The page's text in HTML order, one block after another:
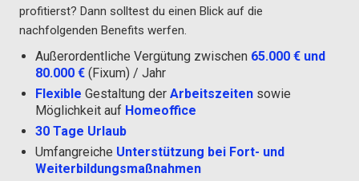
profitierst? Dann solltest du einen Blick auf die
nachfolgenden Benefits werfen.
Außerordentliche Vergütung zwischen 65.000 € und
80.000 €(Fixum) / Jahr
Flexible Gestaltung der Arbeitszeitensowie
Möglichkeit auf Homeoffice
30 Tage Urlaub
Umfangreiche Unterstützung bei Fort- und
Weiterbildungsmaßnahmen